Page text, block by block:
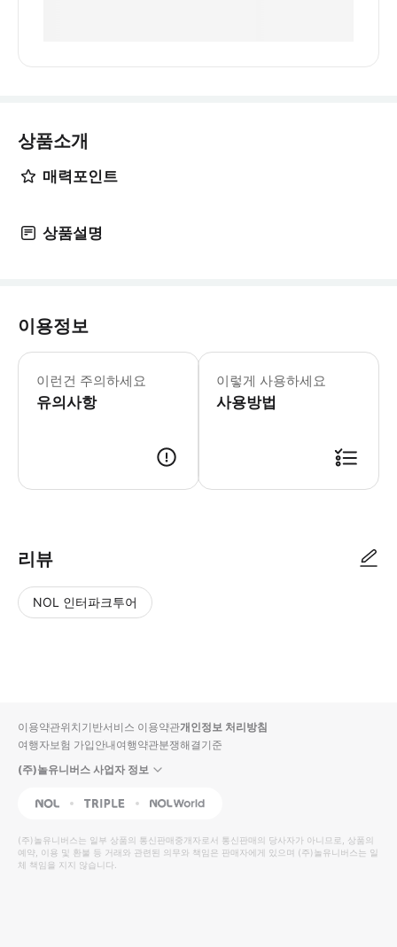
상품소개
매력포인트
상품설명
이용정보
이런건 주의하세요
유의사항
이렇게 사용하세요
사용방법
리뷰
NOL 인터파크투어
입니
다.
높
은
순
동
영
상
순
상
이용약관위치기반서비스 이용약관개인정보 처리방침
여행자보험 가입안내여행약관분쟁해결기준
(주)놀유니버스 사업자 정보
NOL Triple Interpark Global
(주)놀유니버스는 일부 상품의 통신판매중개자로서 통신판매의 당사자가 아니므로, 상품의
예약, 이용 및 환불 등 거래와 관련된 의무와 책임은 판매자에게 있으며 (주)놀유니버스는 일
체 책임을 지지 않습니다.